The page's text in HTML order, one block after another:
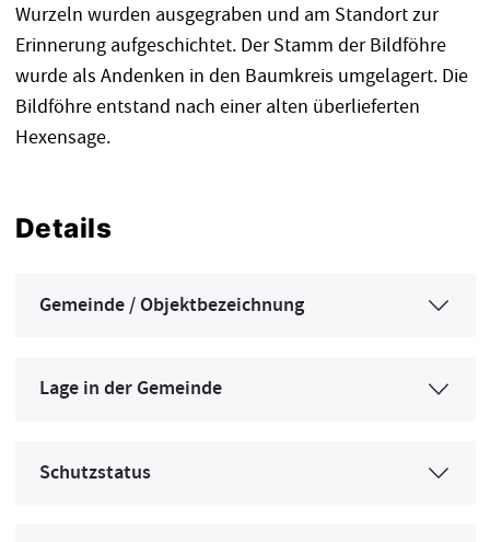
Wurzeln wurden ausgegraben und am Standort zur
Erinnerung aufgeschichtet. Der Stamm der Bildföhre
wurde als Andenken in den Baumkreis umgelagert. Die
Bildföhre entstand nach einer alten überlieferten
Hexensage.
Details
Gemeinde / Objektbezeichnung
Lage in der Gemeinde
Schutzstatus